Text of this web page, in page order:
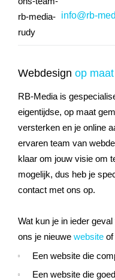
info@rb-
Webdesign op maat
RB-Media is
eigentijdse, op maat
versterken en je online
ervaren team van
klaar om jouw visie om
mogelijk, dus heb je
contact met ons op.
Wat kun je in ieder
ons je nieuwe website of
Een website die
Een website die